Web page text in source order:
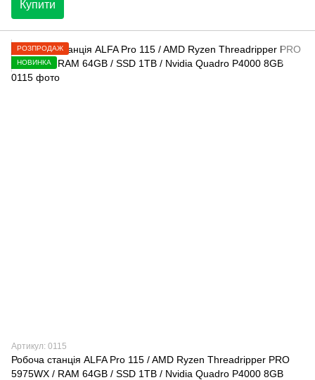
Купити
РОЗПРОДАЖ
НОВИНКА
Артикул: 0115
Робоча станція ALFA Pro 115 / AMD Ryzen Threadripper PRO
5975WX / RAM 64GB / SSD 1TB / Nvidia Quadro P4000 8GB